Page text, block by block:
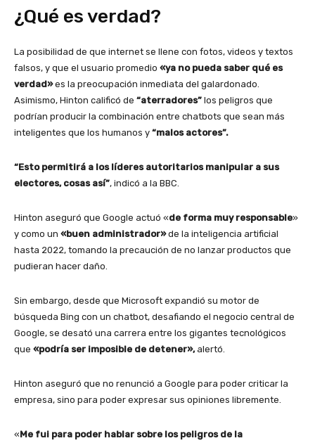
¿Qué es verdad?
La posibilidad de que internet se llene con fotos, videos y textos
falsos, y que el usuario promedio «ya no pueda saber qué es
verdad»es la preocupación inmediata del galardonado.
Asimismo, Hinton calificó de “aterradores” los peligros que
podrían producir la combinación entre chatbots que sean más
inteligentes que los humanos y “malos actores”.
“Esto permitirá a los líderes autoritarios manipular a sus
electores, cosas así”, indicó a la BBC.
Hinton aseguró que Google actuó «de forma muy responsable»
y como un «buen administrador»de la inteligencia artificial
hasta 2022, tomando la precaución de no lanzar productos que
pudieran hacer daño.
Sin embargo, desde que Microsoft expandió su motor de
búsqueda Bing con un chatbot, desafiando el negocio central de
Google, se desató una carrera entre los gigantes tecnológicos
que «podría ser imposible de detener»,alertó.
Hinton aseguró que no renunció a Google para poder criticar la
empresa, sino para poder expresar sus opiniones libremente.
«Me fui para poder hablar sobre los peligros de la